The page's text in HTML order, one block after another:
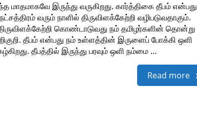
மாதமாகவே இருந்து வருகிறது. கார்த்திகை தீபம் என்பது
வரும் நாளில் திருவிளக்கேற்றி வழிபடுவதாகும்.
கொண்டாடுவது நம் தமிழர்களின் தொன்று
தீபம் என்பது நம் உள்ளத்தின் இருளைப் போக்கி ஒளி
தீபத்தில் இருந்து பரவும் ஒளி நம்மை …
Read more